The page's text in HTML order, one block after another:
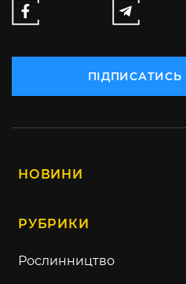
НОВИНИ
РУБРИКИ
Рослинництво